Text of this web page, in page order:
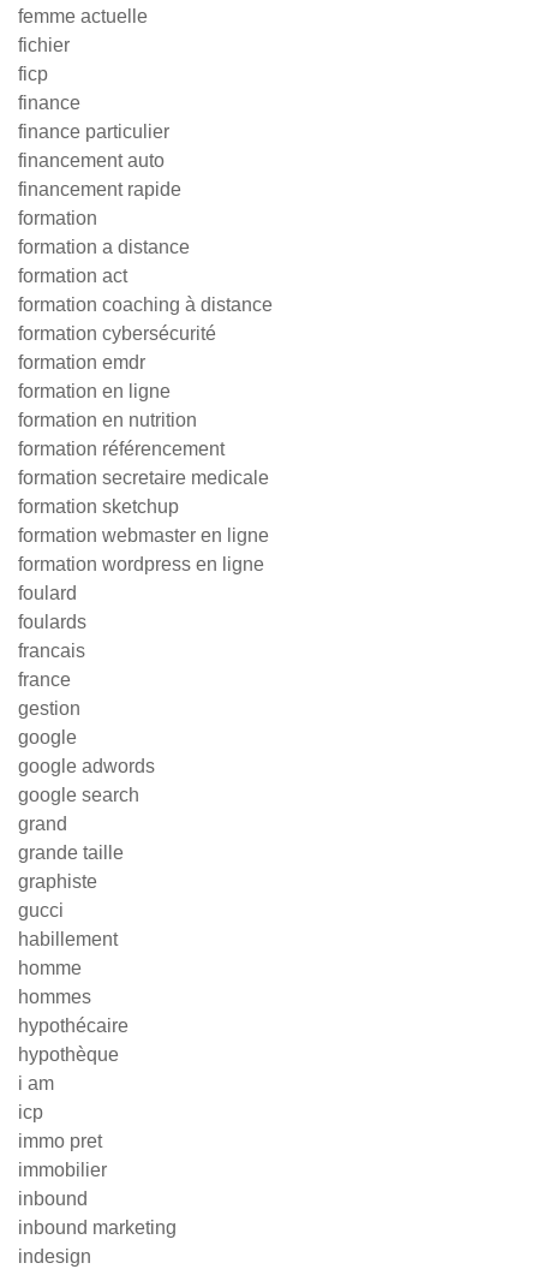
femme actuelle
fichier
ficp
finance
finance particulier
financement auto
financement rapide
formation
formation a distance
formation act
formation coaching à distance
formation cybersécurité
formation emdr
formation en ligne
formation en nutrition
formation référencement
formation secretaire medicale
formation sketchup
formation webmaster en ligne
formation wordpress en ligne
foulard
foulards
francais
france
gestion
google
google adwords
google search
grand
grande taille
graphiste
gucci
habillement
homme
hommes
hypothécaire
hypothèque
i am
icp
immo pret
immobilier
inbound
inbound marketing
indesign